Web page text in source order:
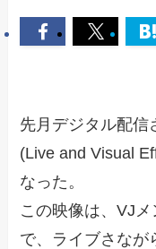
先月デジタル配信
(Live and Visual
なった。
この映像は、VJ
で、ライブさなが